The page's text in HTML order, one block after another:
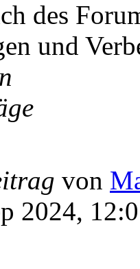
des
und
von
2024,